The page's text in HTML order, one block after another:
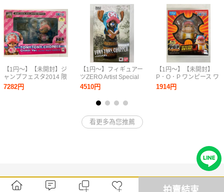
拍賣結束
【1円～】【未開封】ジ
ャンプフェスタ2014 限
定 Sailing Again チョッ
パーcrimin Ver
7282円
【1円～】フィギュアー
ツZERO Artist Special
トニートニー・チョッ
パー as レッサーパンダ
魂ウェブ限定
4510円
ンドパーク限定
【1円～】【未開封】
P．O．P ワンピース ワ
ンピース Sailing Again
トニートニー・チョッ
1914円
看更多為您推薦